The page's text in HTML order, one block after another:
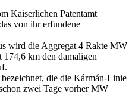
Kaiserlichen Patentamt
von ihr erfundene
wird die Aggregat 4 Rakte MW
174,6 km den damaligen
die die Kármán-Linie
zwei Tage vorher MW